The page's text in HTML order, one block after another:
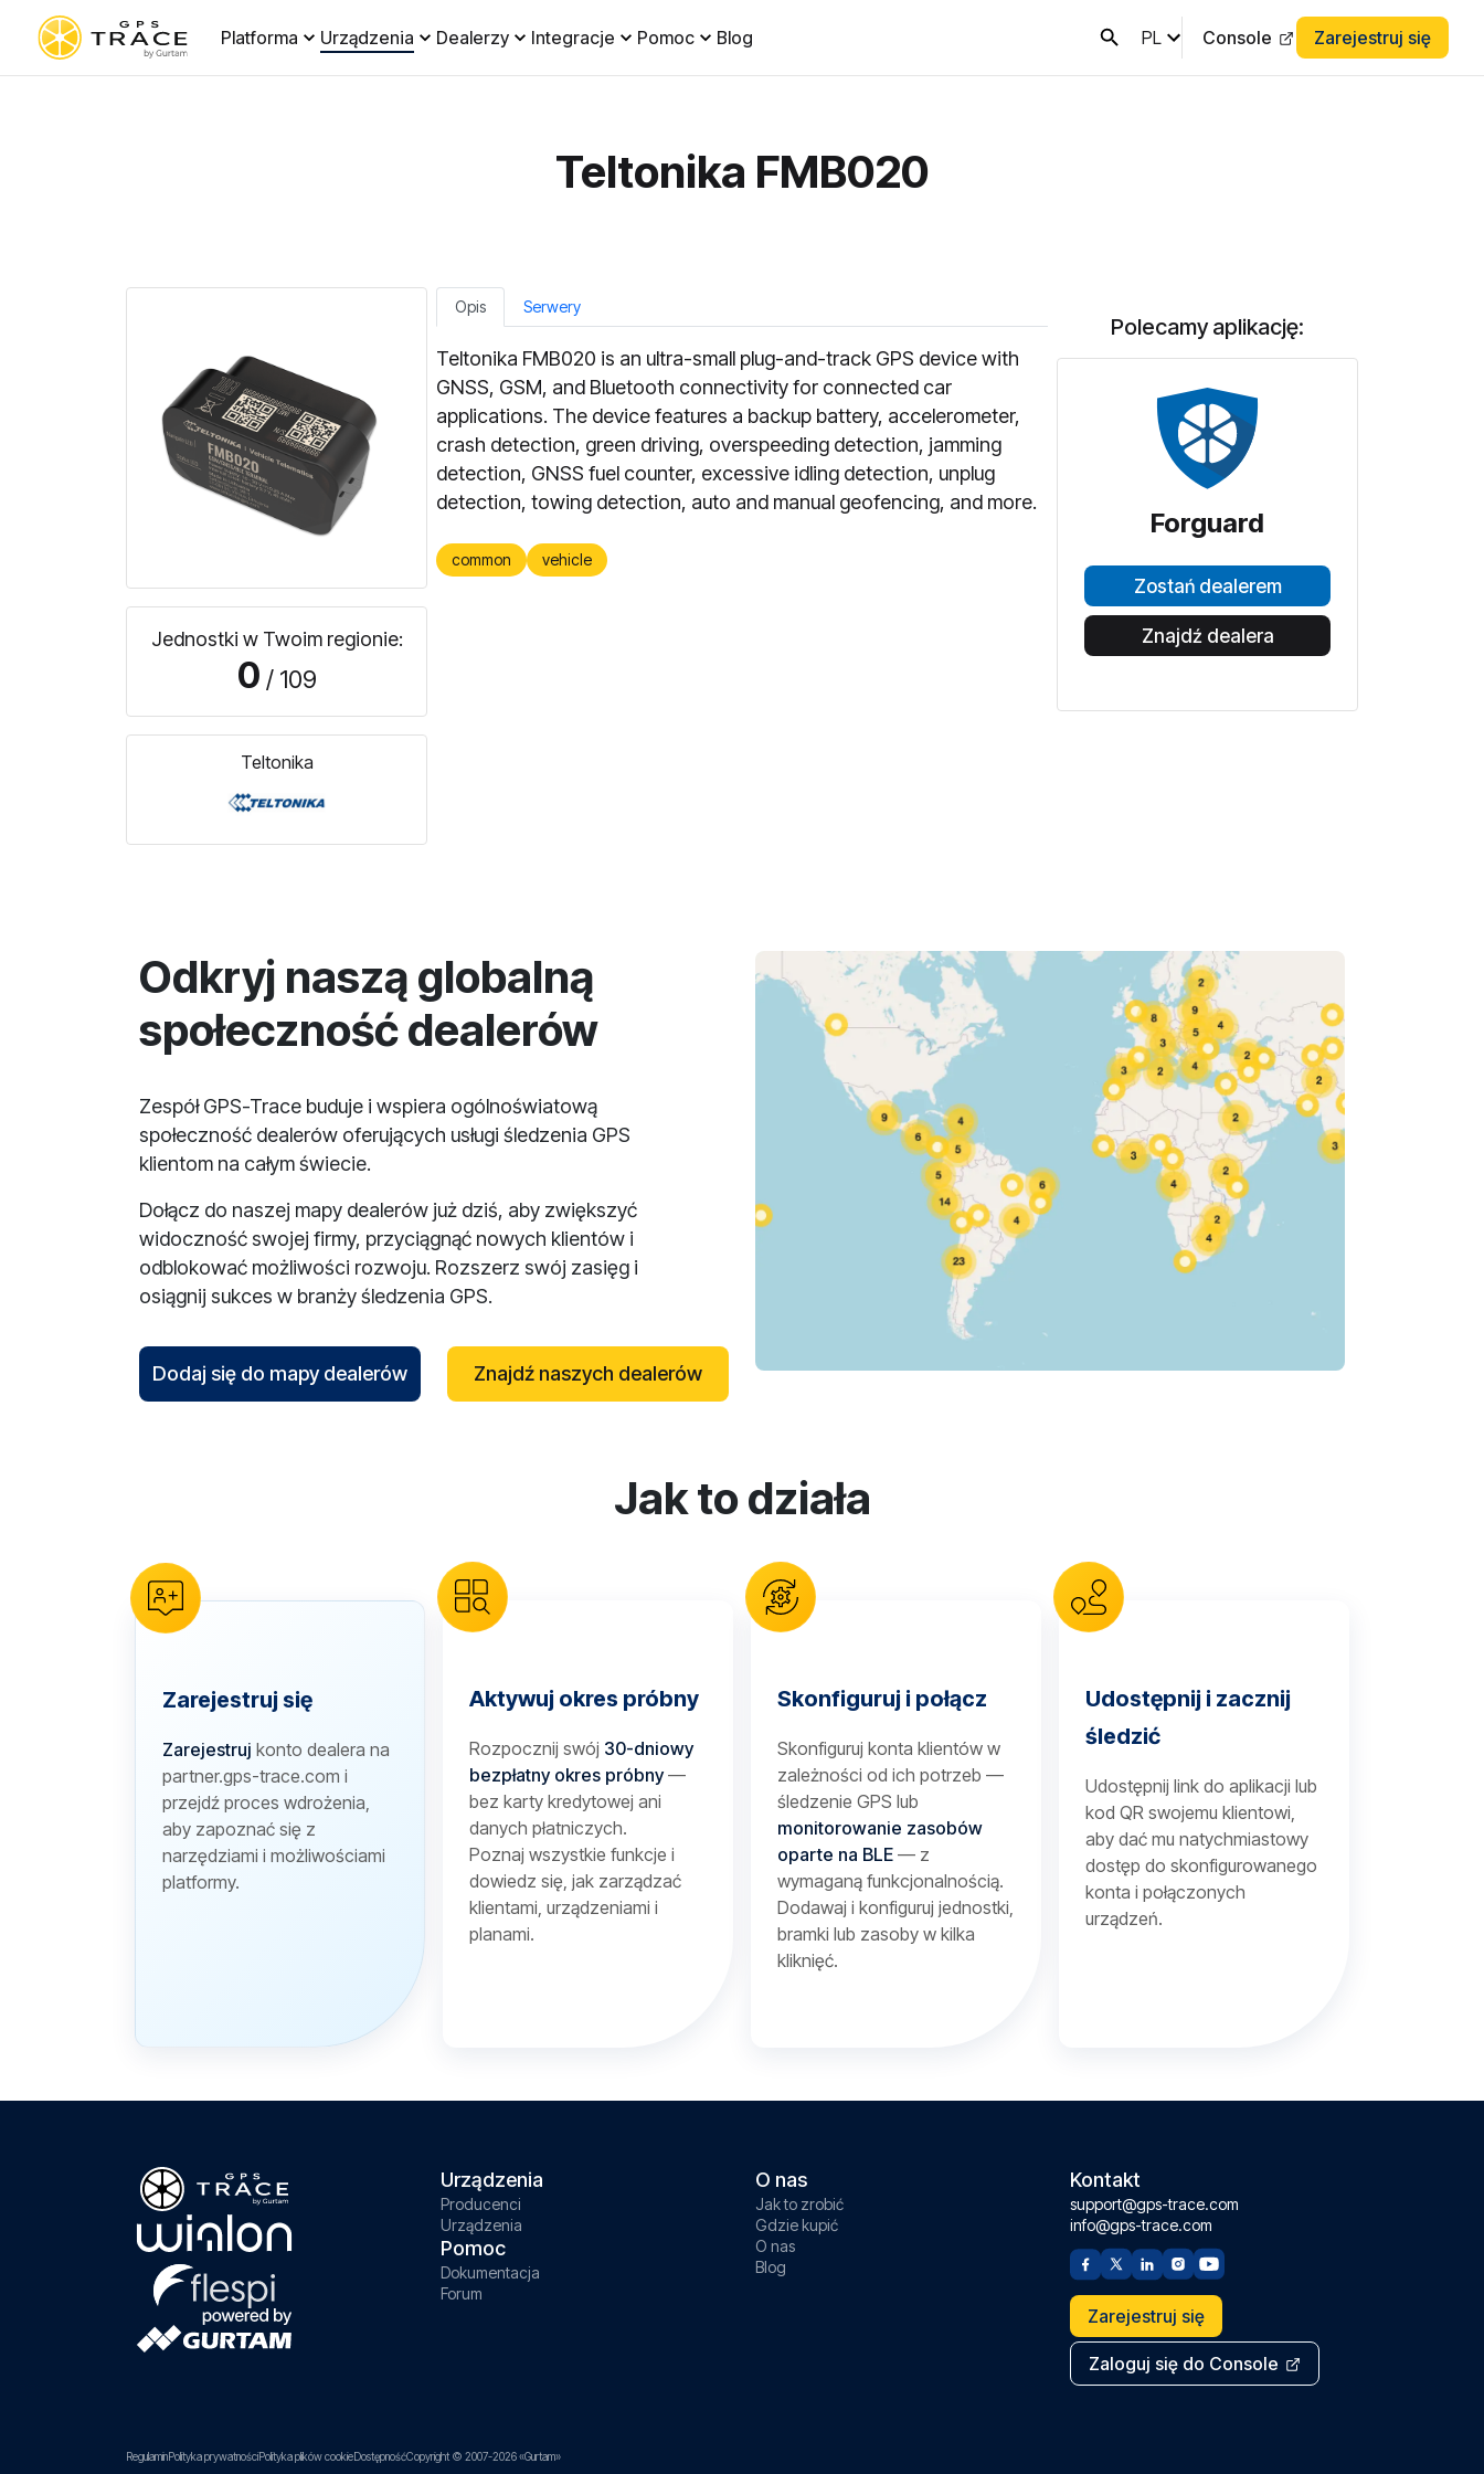
Platforma Urządzenia Dealerzy Integracje Pomoc Blog PL Console Zarejestruj się
Teltonika FMB020
Jednostki w Twoim regionie:
0 / 109
Teltonika
Opis Serwery
Teltonika FMB020 is an ultra-small plug-and-track GPS device with
GNSS, GSM, and Bluetooth connectivity for connected car
applications. The device features a backup battery, accelerometer,
crash detection, green driving, overspeeding detection, jamming
detection, GNSS fuel counter, excessive idling detection, unplug
detection, towing detection, auto and manual geofencing, and more.
common vehicle
Polecamy aplikację:
Forguard
Zostań dealerem
Znajdź dealera
Odkryj naszą globalną
społeczność dealerów
Zespół GPS-Trace buduje i wspiera ogólnoświatową
społeczność dealerów oferujących usługi śledzenia GPS
klientom na całym świecie.
Dołącz do naszej mapy dealerów już dziś, aby zwiększyć
widoczność swojej firmy, przyciągnąć nowych klientów i
odblokować możliwości rozwoju. Rozszerz swój zasięg i
osiągnij sukces w branży śledzenia GPS.
Dodaj się do mapy dealerów Znajdź naszych dealerów
Jak to działa
Zarejestruj się
Zarejestruj konto dealera na
partner.gps-trace.com i
przejdź proces wdrożenia,
aby zapoznać się z
narzędziami i możliwościami
platformy.
Aktywuj okres próbny
Rozpocznij swój 30-dniowy
bezpłatny okres próbny—
bez karty kredytowej ani
danych płatniczych.
Poznaj wszystkie funkcje i
dowiedz się, jak zarządzać
klientami, urządzeniami i
planami.
Skonfiguruj i połącz
Skonfiguruj konta klientów w
zależności od ich potrzeb —
śledzenie GPS lub
monitorowanie zasobów
oparte na BLE — z
wymaganą funkcjonalnością.
Dodawaj i konfiguruj jednostki,
bramki lub zasoby w kilka
kliknięć.
Udostępnij i zacznij
śledzić
Udostępnij link do aplikacji lub
kod QR swojemu klientowi,
aby dać mu natychmiastowy
dostęp do skonfigurowanego
konta i połączonych
urządzeń.
Urządzenia
Producenci
Urządzenia
Pomoc
Dokumentacja
Forum
O nas
Jak to zrobić
Gdzie kupić
O nas
Blog
Kontakt
support@gps-trace.com
info@gps-trace.com
Zarejestruj się
Zaloguj się do Console
RegulaminPolityka prywatnościPolityka plików cookieDostępnośćCopyright © 2007-2026 «Gurtam»